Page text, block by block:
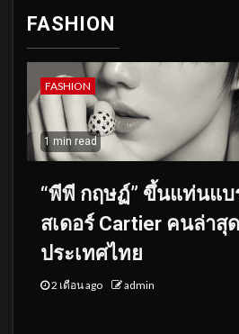
FASHION
FASHION
1 min read
“พีพี กฤษฏ์” ขึ้นแท่นแ
สเดอร์ Cartier คนล่าสุ
ประเทศไทย
2 เดือน ago admin